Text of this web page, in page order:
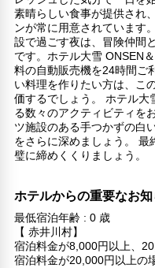
素晴らしい食事が提供され
ンが常に用意されています
設で過ごす夜は、冒険仲間
です。ホテル大雪 ONSEN
料の自動販売機を24時間ご
い料理を作りたい方は、こ
価するでしょう。 ホテル大
る数々のアクティビティを
ツ施設のある手つかずの白
をさらに深めましょう。
璧に締めくくりましょう。
ホテルからの重要なお
最低宿泊年齢 : 0 歳
【 赤井川村】
宿泊料金が8,000円以上、
宿泊料金が20,000円以上の